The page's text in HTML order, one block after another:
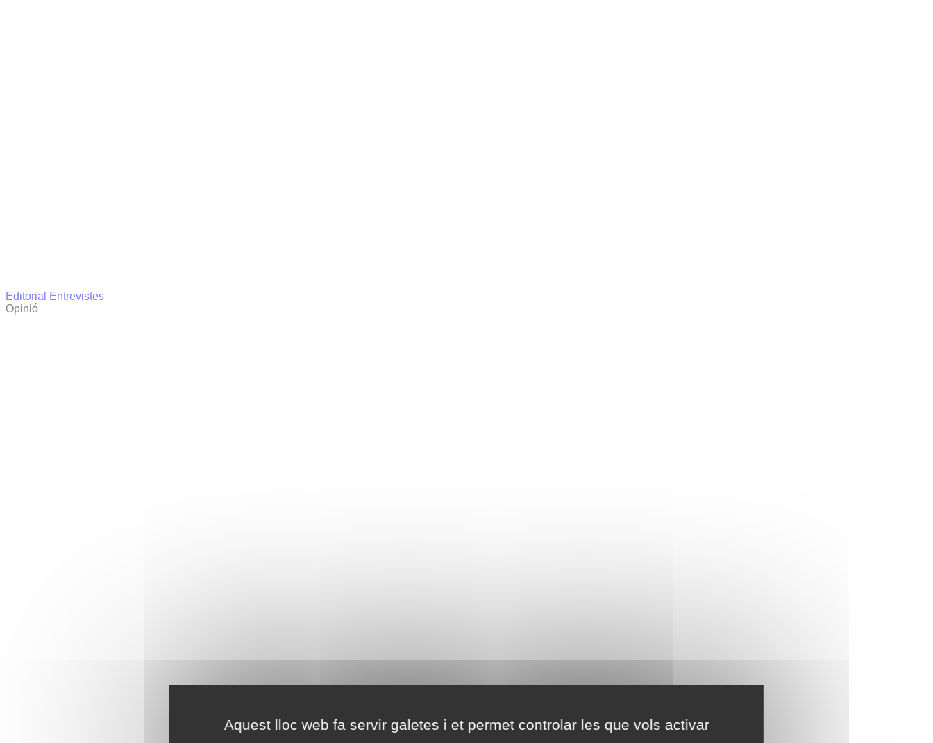
Aquest lloc web fa servir galetes i et permet controlar les que vols activar
Editorial
Entrevistes
Opinió